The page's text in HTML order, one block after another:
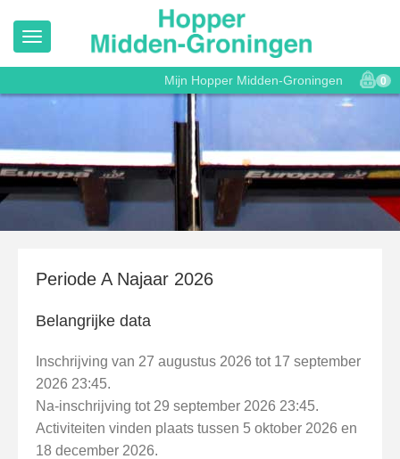
Mijn Hopper Midden-Groningen 0
Periode A Najaar 2026
Belangrijke data
Inschrijving van 27 augustus 2026 tot 17 september
2026 23:45.
Na-inschrijving tot 29 september 2026 23:45.
Activiteiten vinden plaats tussen 5 oktober 2026 en
18 december 2026.